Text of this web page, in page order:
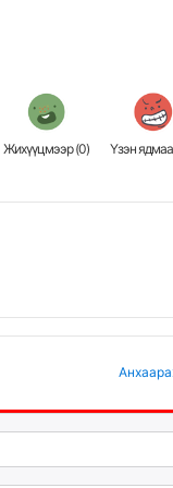
Жихүүцмээр (0) Үзэн